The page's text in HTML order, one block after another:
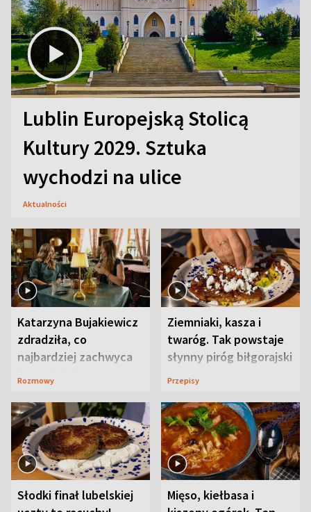
Lublin Europejską Stolicą
Kultury 2029. Sztuka
wychodzi na ulice
Aktualności
Katarzyna Bujakiewicz
zdradziła, co
najbardziej zachwyca
ją w Lublinie
Rozmowy
Ziemniaki, kasza i
twaróg. Tak powstaje
słynny piróg biłgorajski
Przepisy
Słodki finał lubelskiej
Mięso, kiełbasa i